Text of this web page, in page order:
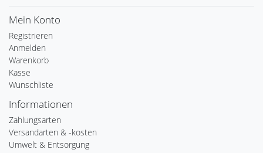
Mein Konto
Registrieren
Anmelden
Warenkorb
Kasse
Wunschliste
Informationen
Zahlungsarten
Versandarten & -kosten
Umwelt & Entsorgung